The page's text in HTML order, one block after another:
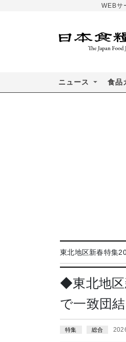
WEBサ
ニュース 食品
東北地区新春特集
◆東北地区
で一致団結
特集 総合